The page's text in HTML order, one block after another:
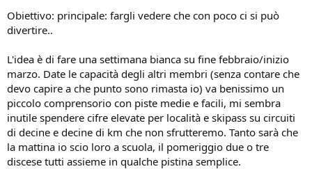
Obiettivo: principale: fargli vedere che con poco ci si può
divertire..
L'idea è di fare una settimana bianca su fine febbraio/inizio
marzo. Date le capacità degli altri membri (senza contare che
devo capire a che punto sono rimasta io) va benissimo un
piccolo comprensorio con piste medie e facili, mi sembra
inutile spendere cifre elevate per località e skipass su circuiti
di decine e decine di km che non sfrutteremo. Tanto sarà che
la mattina io scio loro a scuola, il pomeriggio due o tre
discese tutti assieme in qualche pistina semplice.